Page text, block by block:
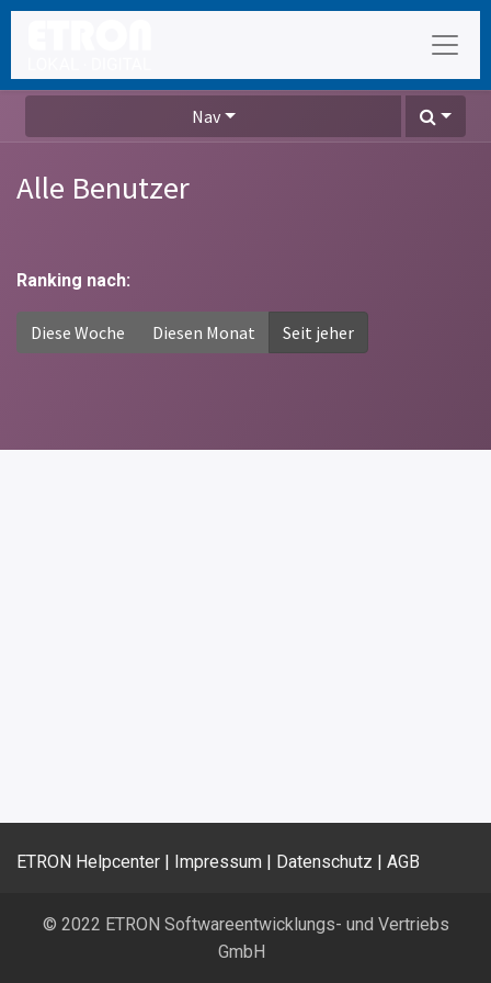
Nav
Alle Benutzer
Ranking nach:
Diese Woche Diesen Monat Seit jeher
ETRON Helpcenter Impressum Datenschutz AGB
© 2022 ETRON Softwareentwicklungs- und Vertriebs
GmbH